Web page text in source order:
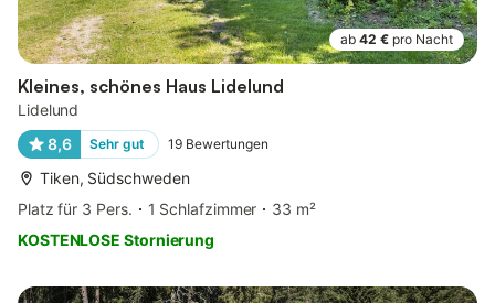
ab 42 € pro Nacht
Kleines, schönes Haus Lidelund
Lidelund
8,6
Sehr gut 19 Bewertungen
Tiken, Südschweden
Platz für 3 Pers.
1 Schlafzimmer
33 m²
KOSTENLOSE Stornierung